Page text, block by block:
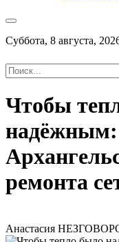
Суббота, 8 августа,
Чтобы
надёжным:
ремонта
Анастасия